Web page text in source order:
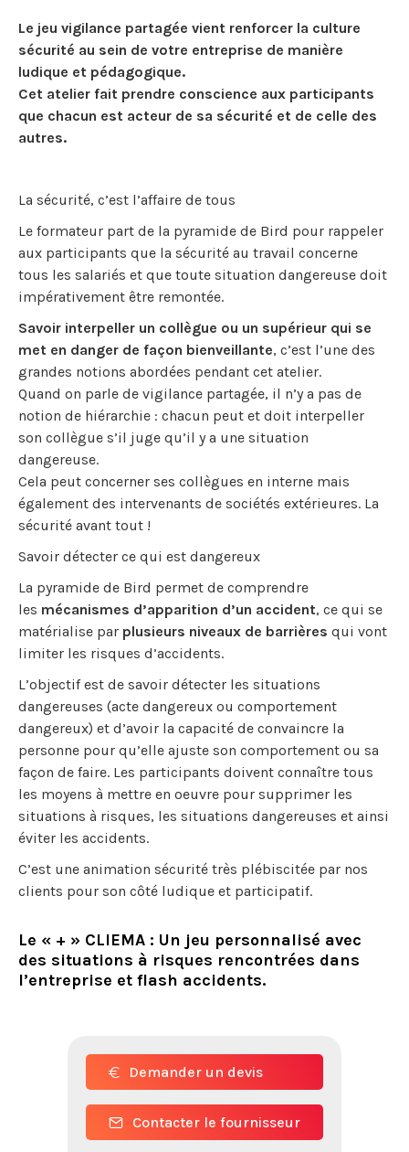
Le jeu vigilance partagée vient renforcer la culture
sécurité au sein de votre entreprise de manière
ludique et pédagogique.
Cet atelier fait prendre conscience aux participants
que chacun est acteur de sa sécurité et de celle des
autres.
La sécurité, c’est l’affaire de tous
Le formateur part de la pyramide de Bird pour rappeler
aux participants que la sécurité au travail concerne
tous les salariés et que toute situation dangereuse doit
impérativement être remontée.
Savoir interpeller un collègue ou un supérieur qui se
met en danger de façon bienveillante, c’est l’une des
grandes notions abordées pendant cet atelier.
Quand on parle de vigilance partagée, il n’y a pas de
notion de hiérarchie : chacun peut et doit interpeller
son collègue s’il juge qu’il y a une situation
dangereuse.
Cela peut concerner ses collègues en interne mais
également des intervenants de sociétés extérieures. La
sécurité avant tout !
Savoir détecter ce qui est dangereux
La pyramide de Bird permet de comprendre
les mécanismes d’apparition d’un accident, ce qui se
matérialise par plusieurs niveaux de barrières qui vont
limiter les risques d’accidents.
L’objectif est de savoir détecter les situations
dangereuses (acte dangereux ou comportement
dangereux) et d’avoir la capacité de convaincre la
personne pour qu’elle ajuste son comportement ou sa
façon de faire. Les participants doivent connaître tous
les moyens à mettre en oeuvre pour supprimer les
situations à risques, les situations dangereuses et ainsi
éviter les accidents.
C’est une animation sécurité très plébiscitée par nos
clients pour son côté ludique et participatif.
Le « + » CLIEMA : Un jeu personnalisé avec
des situations à risques rencontrées dans
l’entreprise et flash accidents.
Demander un devis
Contacter le fournisseur